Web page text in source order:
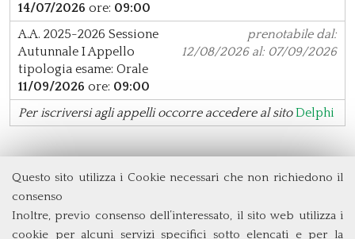
Questo sito utilizza i Cookie necessari che non richiedono il
consenso
Inoltre, previo consenso dell’interessato, il sito web utilizza i
cookie per alcuni servizi specifici sotto elencati e per la
14/07/2026 ore: 09:00
prenotabile dal:
12/08/2026 al: 07/09/2026
A.A. 2025-2026 Sessione
Autunnale I Appello
tipologia esame: Orale
11/09/2026 ore: 09:00
Per iscriversi agli appelli occorre accedere al sito Delphi
Università degli Studi di Roma Tor Vergata
Via Columbia, 2